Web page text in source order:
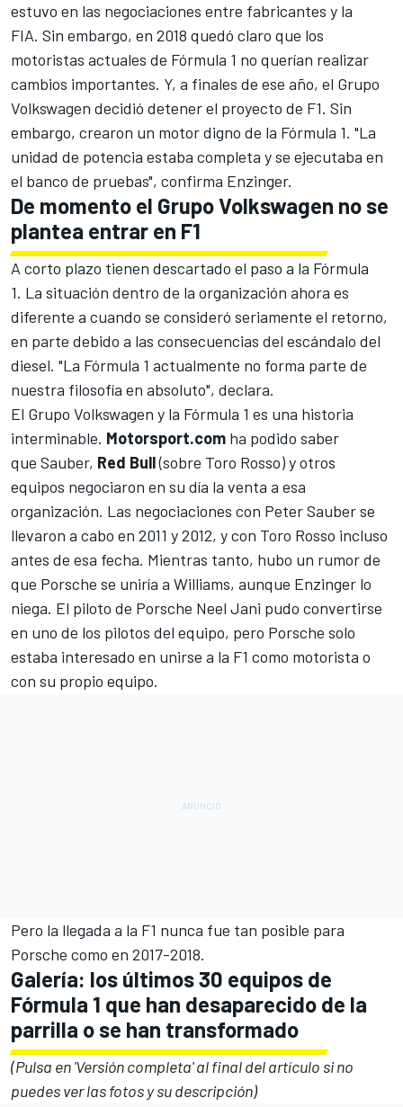
estuvo en las negociaciones entre fabricantes y la
FIA. Sin embargo, en 2018 quedó claro que los
motoristas actuales de Fórmula 1 no querían realizar
cambios importantes. Y, a finales de ese año, el Grupo
Volkswagen decidió detener el proyecto de F1. Sin
embargo, crearon un motor digno de la Fórmula 1. "La
unidad de potencia estaba completa y se ejecutaba en
el banco de pruebas", confirma Enzinger.
De momento el Grupo Volkswagen no se
plantea entrar en F1
A corto plazo tienen descartado el paso a la Fórmula
1. La situación dentro de la organización ahora es
diferente a cuando se consideró seriamente el retorno,
en parte debido a las consecuencias del escándalo del
diesel. "La Fórmula 1 actualmente no forma parte de
nuestra filosofía en absoluto", declara.
El Grupo Volkswagen y la Fórmula 1 es una historia
interminable. Motorsport.com ha podido saber
que Sauber, Red Bull(sobre Toro Rosso) y otros
equipos negociaron en su día la venta a esa
organización. Las negociaciones con Peter Sauber se
llevaron a cabo en 2011 y 2012, y con Toro Rosso incluso
antes de esa fecha. Mientras tanto, hubo un rumor de
que Porsche se uniría a Williams, aunque Enzinger lo
niega. El piloto de Porsche Neel Jani pudo convertirse
en uno de los pilotos del equipo, pero Porsche solo
estaba interesado en unirse a la F1 como motorista o
con su propio equipo.
Pero la llegada a la F1 nunca fue tan posible para
Porsche como en 2017-2018.
Galería: los últimos 30 equipos de
Fórmula 1 que han desaparecido de la
parrilla o se han transformado
(Pulsa en 'Versión completa' al final del artículo si no
puedes ver las fotos y su descripción)